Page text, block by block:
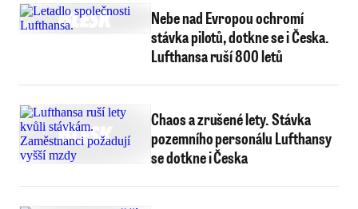
Nebe nad Evropou ochromí
stávka pilotů, dotkne se i Česka.
Lufthansa ruší 800 letů
Chaos a zrušené lety. Stávka
pozemního personálu Lufthansy
se dotkne i Česka